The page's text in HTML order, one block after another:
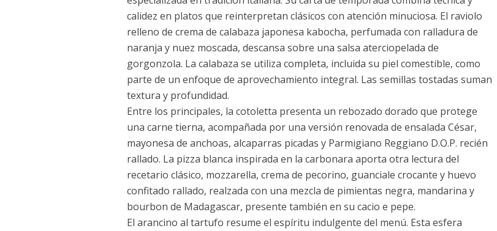
calidez en platos que reinterpretan clásicos con atención minuciosa. El raviolo
relleno de crema de calabaza japonesa kabocha, perfumada con ralladura de
naranja y nuez moscada, descansa sobre una salsa aterciopelada de
gorgonzola. La calabaza se utiliza completa, incluida su piel comestible, como
parte de un enfoque de aprovechamiento integral. Las semillas tostadas suman
textura y profundidad.
Entre los principales, la cotoletta presenta un rebozado dorado que protege
una carne tierna, acompañada por una versión renovada de ensalada César,
mayonesa de anchoas, alcaparras picadas y Parmigiano Reggiano D.O.P. recién
rallado. La pizza blanca inspirada en la carbonara aporta otra lectura del
recetario clásico, mozzarella, crema de pecorino, guanciale crocante y huevo
confitado rallado, realzada con una mezcla de pimientas negra, mandarina y
bourbon de Madagascar, presente también en su cacio e pepe.
El arancino al tartufo resume el espíritu indulgente del menú. Esta esfera